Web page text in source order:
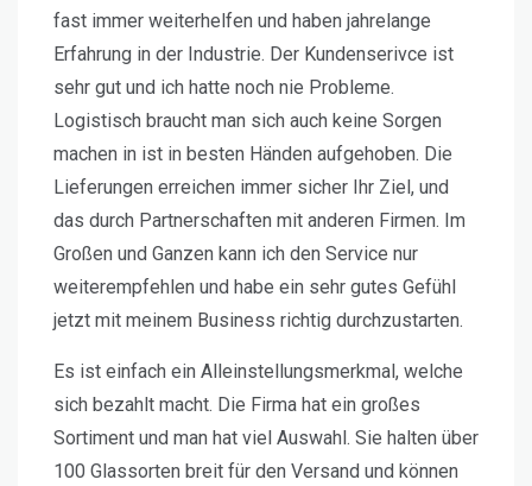
fast immer weiterhelfen und haben jahrelange
Erfahrung in der Industrie. Der Kundenserivce ist
sehr gut und ich hatte noch nie Probleme.
Logistisch braucht man sich auch keine Sorgen
machen in ist in besten Händen aufgehoben. Die
Lieferungen erreichen immer sicher Ihr Ziel, und
das durch Partnerschaften mit anderen Firmen. Im
Großen und Ganzen kann ich den Service nur
weiterempfehlen und habe ein sehr gutes Gefühl
jetzt mit meinem Business richtig durchzustarten.
Es ist einfach ein Alleinstellungsmerkmal, welche
sich bezahlt macht. Die Firma hat ein großes
Sortiment und man hat viel Auswahl. Sie halten über
100 Glassorten breit für den Versand und können